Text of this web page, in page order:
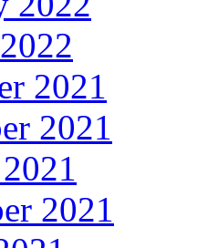
2021
2021
2021